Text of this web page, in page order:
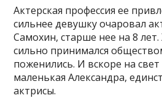
Актерская профессия ее
сильнее девушку очаровал
Самохин, старше нее на 8
сильно принимался
поженились. И вскоре на свет
маленькая Александра,
актрисы.